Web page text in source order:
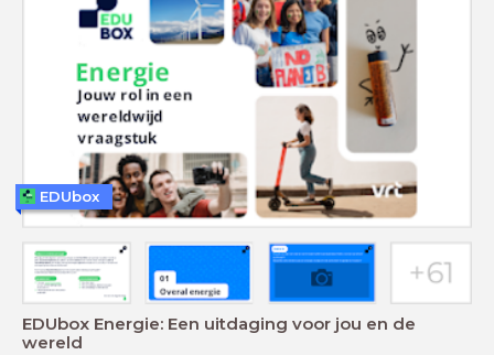
EDUbox Energie: Een uitdaging voor jou en de
wereld
EDUbox